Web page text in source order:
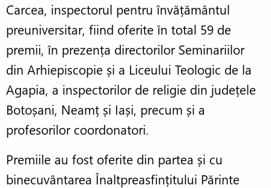
Carcea, inspectorul pentru învățământul
preuniversitar, fiind oferite în total 59 de
premii, în prezența directorilor Seminariilor
din Arhiepiscopie și a Liceului Teologic de la
Agapia, a inspectorilor de religie din județele
Botoșani, Neamț și Iași, precum și a
profesorilor coordonatori.
Premiile au fost oferite din partea și cu
binecuvântarea Înaltpreasfințitului Părinte